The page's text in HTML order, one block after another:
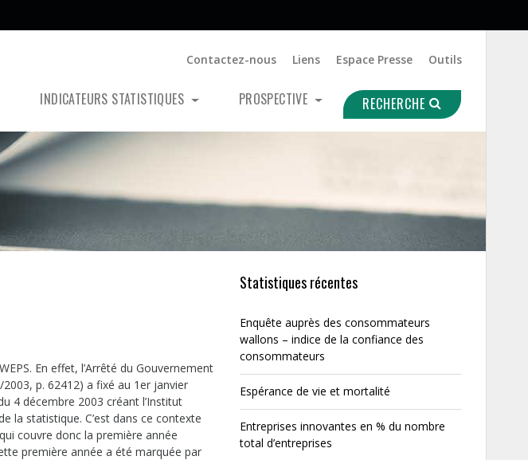
Contactez-nous Liens Espace Presse Outils
INDICATEURS STATISTIQUES PROSPECTIVE RECHERCHE
En effet, l’Arrêté du Gouvernement
p. 62412) a fixé au 1er janvier
4 décembre 2003 créant l’Institut
la statistique. C’est dans ce contexte
couvre donc la première année
première année a été marquée par
Statistiques récentes
Enquête auprès des consommateurs
wallons – indice de la confiance des
consommateurs
Espérance de vie et mortalité
Entreprises innovantes en % du nombre
total d’entreprises